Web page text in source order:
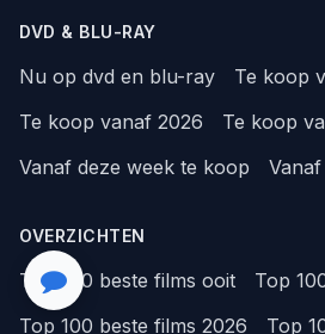
DVD & BLU-RAY
Nu op dvd en blu-ray
Te koop
Te koop vanaf 2026
Te koop
Vanaf deze week te koop
OVERZICHTEN
Top 100 beste films ooit
Top
Top 100 beste films 2026
Top